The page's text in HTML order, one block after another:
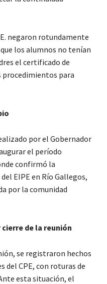
negaron rotundamente
los alumnos no tenían
el certificado de
procedimientos para
por el Gobernador
el período
confirmó la
EIPE en Río Gallegos,
por la comunidad
de la reunión
se registraron hechos
del CPE, con roturas de
esta situación, el